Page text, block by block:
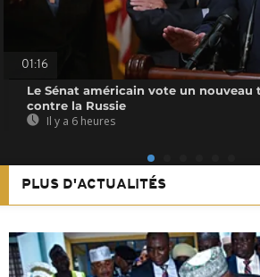
01:16
Le Sénat américain vote un nouveau
contre la Russie
Il y a 6 heures
PLUS D'ACTUALITÉS